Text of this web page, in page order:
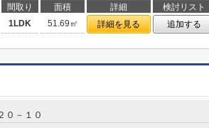
間取り 面積 詳細
検討リスト
1LDK 51.69㎡ 詳細を見る 追加する
０－１０